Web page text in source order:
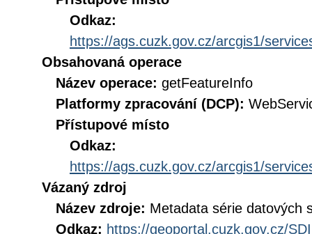
Odkaz:
https://ags.cuzk.gov.cz/arcgis1/
Obsahovaná operace
Název operace: getFeatureInfo
Platformy zpracování (DCP):
Přístupové místo
Odkaz:
https://ags.cuzk.gov.cz/arcgis1/
Vázaný zdroj
Název zdroje: Metadata série datových
Odkaz: https://geoportal.cuzk.gov.cz/